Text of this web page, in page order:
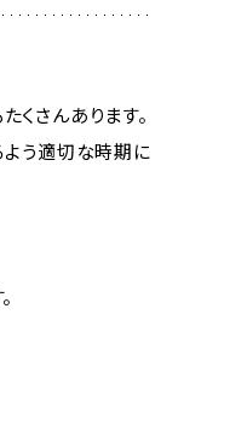
さんあります。
よう適切な時期に